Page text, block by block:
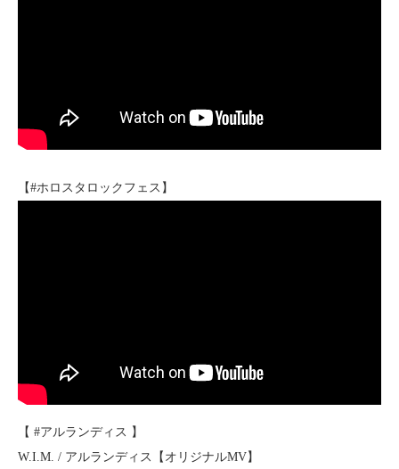
【#ホロスタロックフェス】
【 #アルランディス 】
W.I.M. / アルランディス【オリジナルMV】